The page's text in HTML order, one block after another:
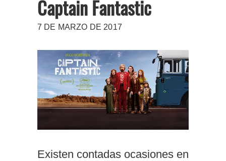
Captain Fantastic
7 DE MARZO DE 2017
Existen contadas ocasiones en